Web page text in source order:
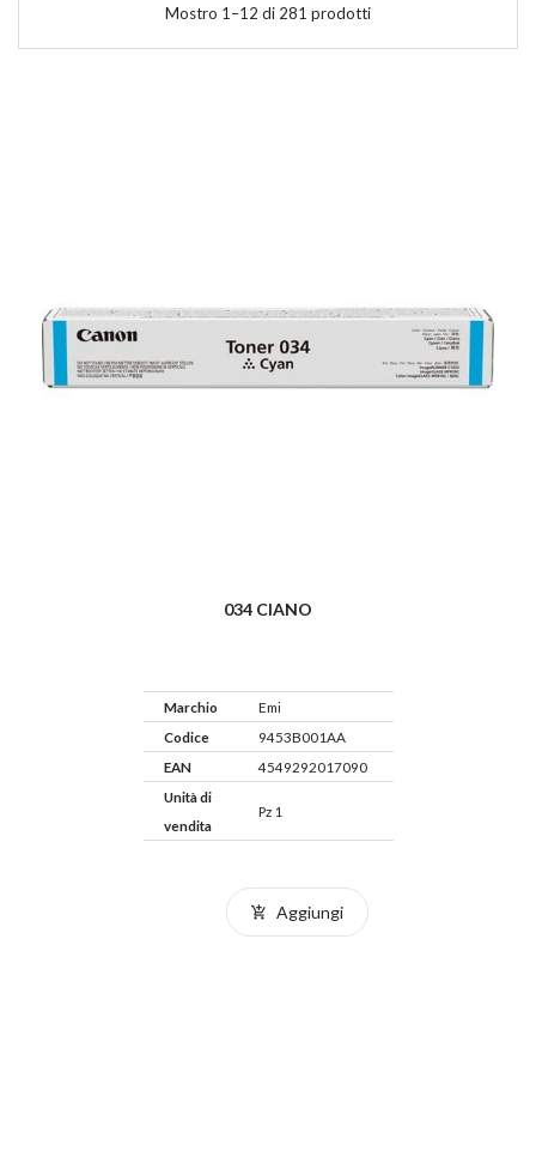
Mostro 1–12 di 281 prodotti
034 CIANO
Marchio
Emi
Codice
9453B001AA
EAN
4549292017090
Unità di
vendita
Pz 1
Aggiungi